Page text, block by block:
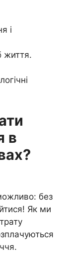
і
життя.
в
без
Як ми